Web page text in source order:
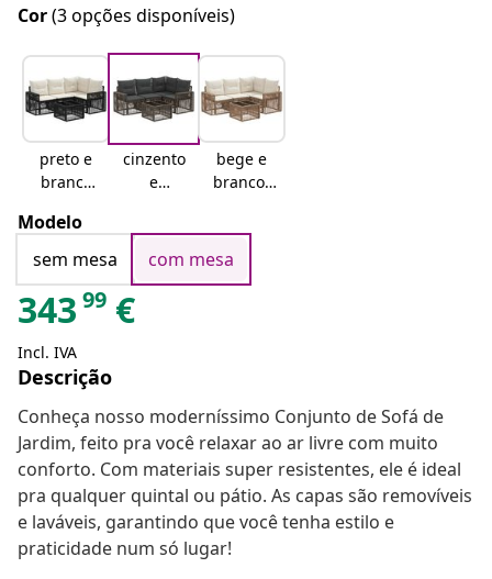
Cor(3 opções disponíveis)
preto e
branco
cinzento
e
escuro
bege e
branco-
Modelo
sem mesa
com mesa
343 99 €
Incl. IVA
Descrição
Conheça nosso moderníssimo Conjunto de Sofá de
Jardim, feito pra você relaxar ao ar livre com muito
conforto. Com materiais super resistentes, ele é ideal
pra qualquer quintal ou pátio. As capas são removíveis
e laváveis, garantindo que você tenha estilo e
praticidade num só lugar!